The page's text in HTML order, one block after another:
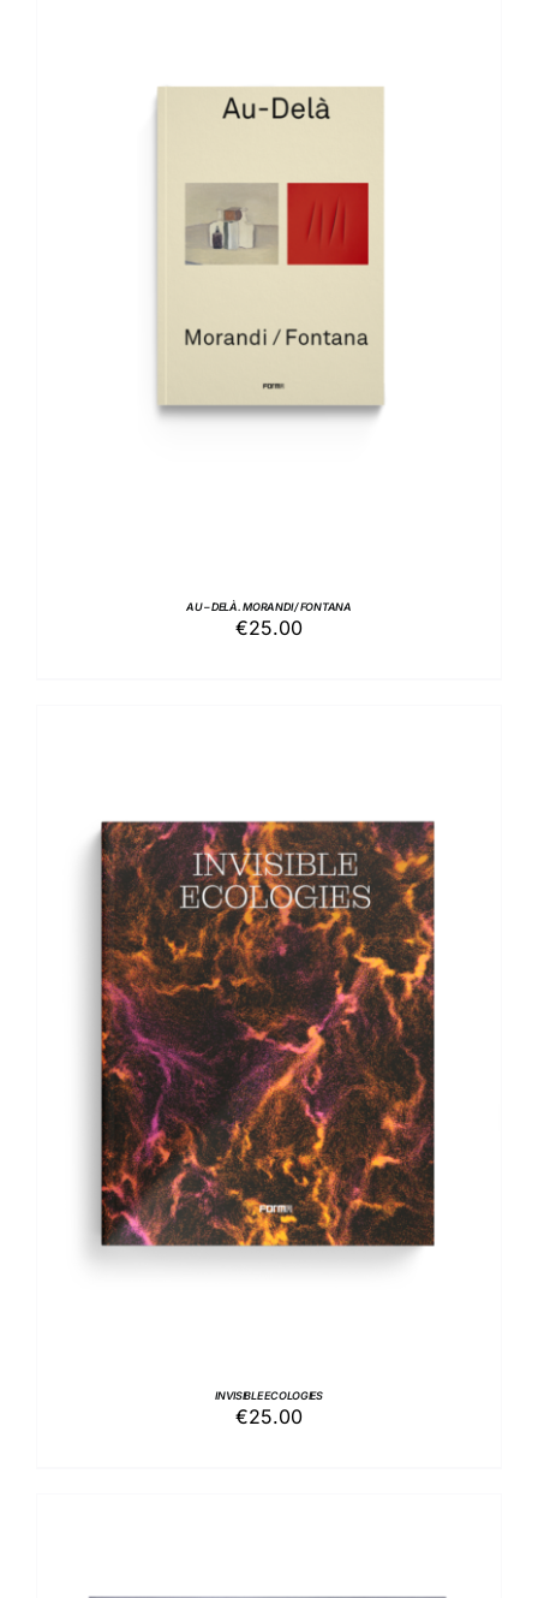
AGGIUNGI AL CARRELLO
AU – DELÀ. MORANDI / FONTANA
€25.00
AGGIUNGI AL CARRELLO / DETTAGLI
INVISIBLE ECOLOGIES
€25.00